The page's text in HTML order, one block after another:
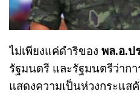
ไม่เพียงแค่ดำริของ พล.อ.ป
รัฐมนตรี และรัฐมนตรีว่าก
แสดงความเป็นห่วงกระแส